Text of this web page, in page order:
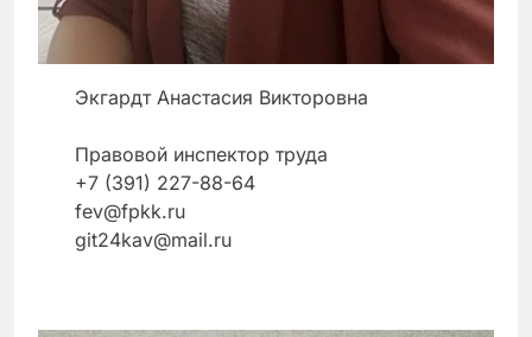
Экгардт Анастасия Викторовна
Правовой инспектор труда
+7 (391) 227-88-64
fev@fpkk.ru
git24kav@mail.ru